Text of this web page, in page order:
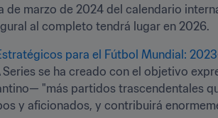
de marzo de 2024 del calendario
al completo tendrá lugar en 2026.
para el Fútbol Mundial:
Series se ha creado con el objetivo
"más partidos trascendentales
y aficionados, y contribuirá